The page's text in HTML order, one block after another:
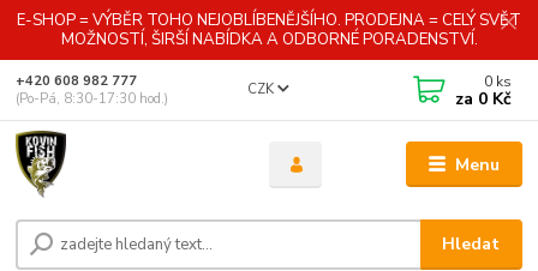
E-SHOP = VÝBĚR TOHO NEJOBLÍBENĚJŠÍHO. PRODEJNA = CELÝ SVĚT
MOŽNOSTÍ, ŠIRŠÍ NABÍDKA A ODBORNÉ PORADENSTVÍ.
Menu
CZK
Hledat
+420 608 982 777
(Po-Pá, 8:30-17:30 hod.)
0 ks
za 0 Kč